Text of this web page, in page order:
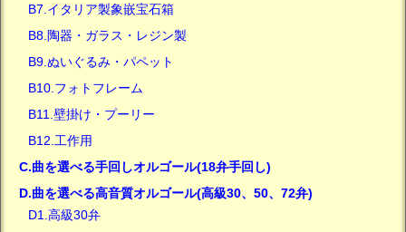
B7.イタリア製象嵌宝石箱
B8.陶器・ガラス・レジン製
B9.ぬいぐるみ・パペット
B10.フォトフレーム
B11.壁掛け・プーリー
B12.工作用
C.曲を選べる手回しオルゴール(18弁手回し)
D.曲を選べる高音質オルゴール(高級30、50、72弁)
D1.高級30弁